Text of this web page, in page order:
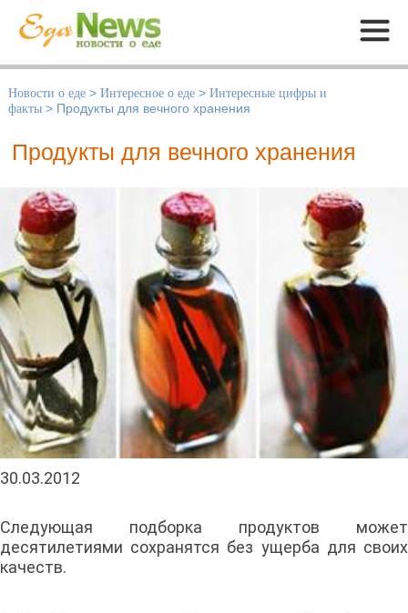
Меню
Новости о еде > Интересное о еде > Интересные цифры и
факты > Продукты для вечного хранения
Продукты для вечного хранения
30.03.2012
Следующая подборка продуктов может
десятилетиями сохранятся без ущерба для своих
качеств.